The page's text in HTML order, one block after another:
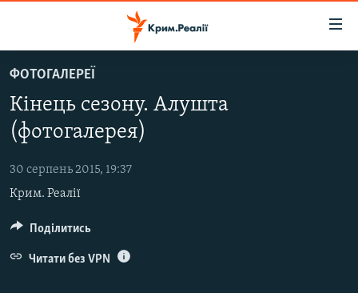
до
основного
матеріалу
Перейти
до
навігації
Перейти
пошуку
ВОДА.КРИМ
ВІДЕО ТА ФОТО
ПОЛІТИКА
БЛОГИ
ПОГЛЯД
ІНТЕРВ'Ю
ФОТОГАЛЕРЕЇ
Кінець сезону. Алушта
(фотогалерея)
30 серпень 2015, 19:37
Крим. Реалії
Поділитись
Читати без VPN